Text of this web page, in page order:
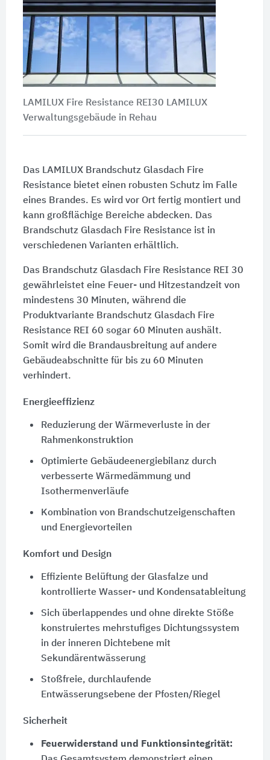
LAMILUX Fire Resistance REI30 LAMILUX
Verwaltungsgebäude in Rehau
Das LAMILUX Brandschutz Glasdach Fire
Resistance bietet einen robusten Schutz im Falle
eines Brandes. Es wird vor Ort fertig montiert und
kann großflächige Bereiche abdecken. Das
Brandschutz Glasdach Fire Resistance ist in
verschiedenen Varianten erhältlich.
Das Brandschutz Glasdach Fire Resistance REI 30
gewährleistet eine Feuer- und Hitzestandzeit von
mindestens 30 Minuten, während die
Produktvariante Brandschutz Glasdach Fire
Resistance REI 60 sogar 60 Minuten aushält.
Somit wird die Brandausbreitung auf andere
Gebäudeabschnitte für bis zu 60 Minuten
verhindert.
Energieeffizienz
Reduzierung der Wärmeverluste in der
Rahmenkonstruktion
Optimierte Gebäudeenergiebilanz durch
verbesserte Wärmedämmung und
Isothermenverläufe
Kombination von Brandschutzeigenschaften
und Energievorteilen
Komfort und Design
Effiziente Belüftung der Glasfalze und
kontrollierte Wasser- und Kondensatableitung
Sich überlappendes und ohne direkte Stöße
konstruiertes mehrstufiges Dichtungssystem
in der inneren Dichtebene mit
Sekundärentwässerung
Stoßfreie, durchlaufende
Entwässerungsebene der Pfosten/Riegel
Sicherheit
Feuerwiderstand und Funktionsintegrität: